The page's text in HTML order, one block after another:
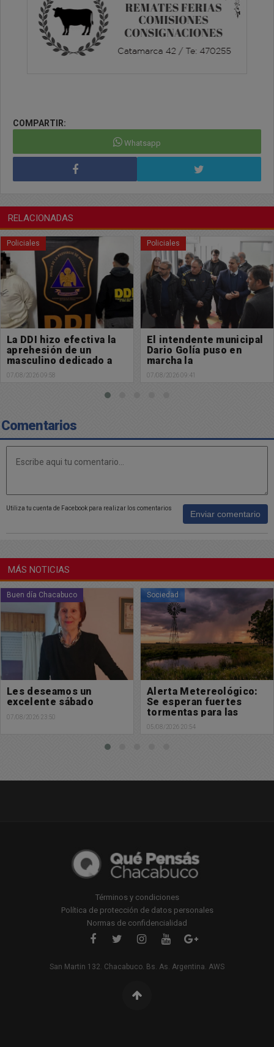
COMPARTIR:
Whatsapp
RELACIONADAS
Policiales
El intendente municipal
Dario Golía puso en
marcha la
Subdelegación de
Policía Científica en
07/08/2026 09:41
Policiales
Búsqueda de paradero:
Buscamos a Manuel
Cabral
06/08/2026 13:29
Comentarios
Utiliza tu cuenta de Facebook para realizar los comentarios
Enviar comentario
MÁS NOTICIAS
Sociedad
Alerta Metereológico:
Se esperan fuertes
tormentas para las
próximas horas
Sociedad
Alerta Metereológico:
Se esperan fuertes
tormentas para las
próximas horas
05/08/2026 20:51
Términos y condiciones
Política de protección de datos personales
Normas de confidencialidad
San Martin 132. Chacabuco. Bs. As. Argentina. AWS